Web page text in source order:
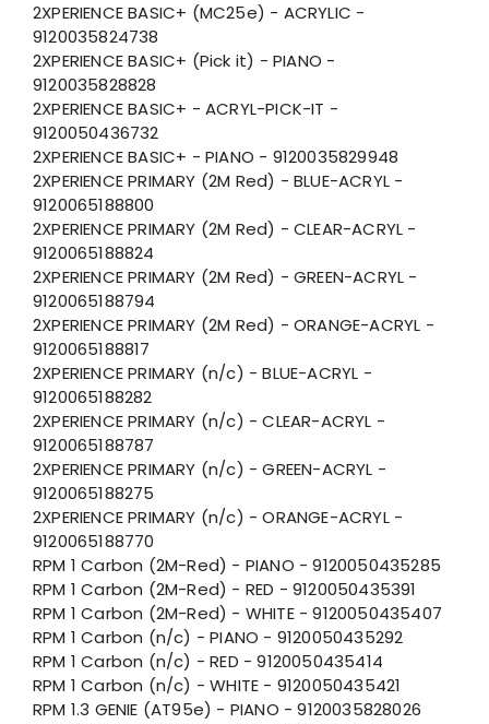
2XPERIENCE BASIC+ (MC25e) - ACRYLIC -
9120035824738
2XPERIENCE BASIC+ (Pick it) - PIANO -
9120035828828
2XPERIENCE BASIC+ - ACRYL-PICK-IT -
9120050436732
2XPERIENCE BASIC+ - PIANO - 9120035829948
2XPERIENCE PRIMARY (2M Red) - BLUE-ACRYL -
9120065188800
2XPERIENCE PRIMARY (2M Red) - CLEAR-ACRYL -
9120065188824
2XPERIENCE PRIMARY (2M Red) - GREEN-ACRYL -
9120065188794
2XPERIENCE PRIMARY (2M Red) - ORANGE-ACRYL -
9120065188817
2XPERIENCE PRIMARY (n/c) - BLUE-ACRYL -
9120065188282
2XPERIENCE PRIMARY (n/c) - CLEAR-ACRYL -
9120065188787
2XPERIENCE PRIMARY (n/c) - GREEN-ACRYL -
9120065188275
2XPERIENCE PRIMARY (n/c) - ORANGE-ACRYL -
9120065188770
RPM 1 Carbon (2M-Red) - PIANO - 9120050435285
RPM 1 Carbon (2M-Red) - RED - 9120050435391
RPM 1 Carbon (2M-Red) - WHITE - 9120050435407
RPM 1 Carbon (n/c) - PIANO - 9120050435292
RPM 1 Carbon (n/c) - RED - 9120050435414
RPM 1 Carbon (n/c) - WHITE - 9120050435421
RPM 1.3 GENIE (AT95e) - PIANO - 9120035828026